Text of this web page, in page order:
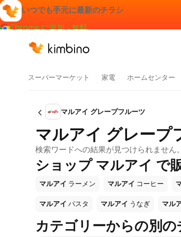
いつでも手元に最新のチラシ
Chrome に追加 - 無料
スーパーマーケット 家電 ホームセンター
マルアイ グレープフルーツ
マルアイ グレープ
検索ワードへの結果が見つけられません。
ショップ マルアイ で
マルアイ ラーメン マルアイ コーヒー
マルアイ パスタ マルアイ うなぎ マル
カテゴリーからの別の